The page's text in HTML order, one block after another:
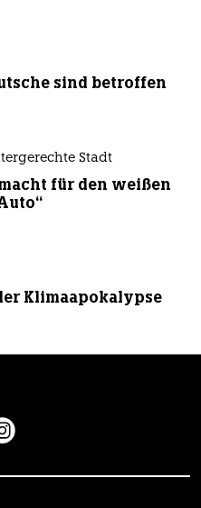
sind betroffen
Stadt
für den weißen
Klimaapokalypse